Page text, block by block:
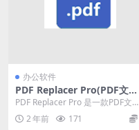
办公软件
PDF Replacer Pro(PDF文本
替换) v1.8.9 中文破解版
PDF Replacer Pro 是一款PDF文本
替换软件。使用该软件您可以轻
松...2 年前 171